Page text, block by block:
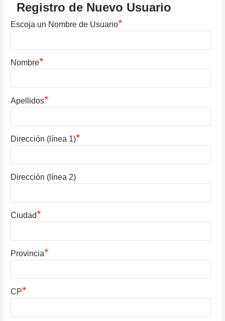
Registro de Nuevo Usuario
Escoja un Nombre de Usuario*
Nombre*
Apellidos*
Dirección (línea 1)*
Dirección (línea 2)
Ciudad*
Provincia*
CP*